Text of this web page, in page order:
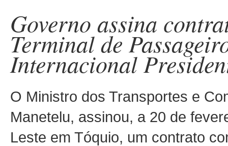
Governo assina
Terminal de
Internacional
O Ministro dos Transportes e
Manetelu, assinou, a 20 de
Leste em Tóquio, um contrato